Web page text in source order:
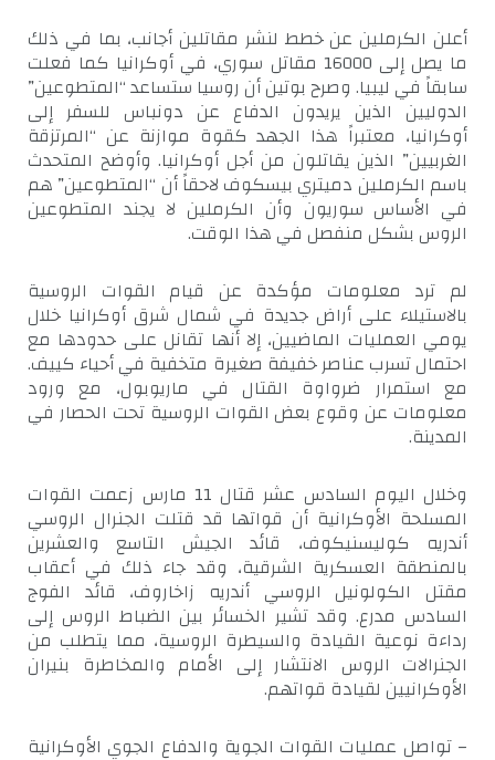
أعلن الكرملين عن خطط لنشر مقاتلين أجانب، بما في ذلك
ما يصل إلى 16000 مقاتل سوري، في أوكرانيا كما فعلت
سابقاً في ليبيا. وصرح بوتين أن روسيا ستساعد “المتطوعين”
الدوليين الذين يريدون الدفاع عن دونباس للسفر إلى
أوكرانيا، معتبراً هذا الجهد كقوة موازنة عن “المرتزقة
الغربيين” الذين يقاتلون من أجل أوكرانيا. وأوضح المتحدث
باسم الكرملين دميتري بيسكوف لاحقاً أن “المتطوعين” هم
في الأساس سوريون وأن الكرملين لا يجند المتطوعين
الروس بشكل منفصل في هذا الوقت.
لم ترد معلومات مؤكدة عن قيام القوات الروسية
بالاستيلاء على أراض جديدة في شمال شرق أوكرانيا خلال
يومي العمليات الماضيين، إلا أنها تقانل على حدودها مع
احتمال تسرب عناصر خفيفة صغيرة متخفية في أحياء كييف.
مع استمرار ضرواوة القتال في ماريوبول، مع ورود
معلومات عن وقوع بعض القوات الروسية تحت الحصار في
المدينة.
وخلال اليوم السادس عشر قتال 11 مارس زعمت القوات
المسلحة الأوكرانية أن قواتها قد قتلت الجنرال الروسي
أندريه كوليسنيكوف، قائد الجيش التاسع والعشرين
بالمنطقة العسكرية الشرقية، وقد جاء ذلك في أعقاب
مقتل الكولونيل الروسي أندريه زاخاروف، قائد الفوج
السادس مدرع. وقد تشير الخسائر بين الضباط الروس إلى
رداءة نوعية القيادة والسيطرة الروسية، مما يتطلب من
الجنرالات الروس الانتشار إلى الأمام والمخاطرة بنيران
الأوكرانيين لقيادة قواتهم.
– تواصل عمليات القوات الجوية والدفاع الجوي الأوكرانية